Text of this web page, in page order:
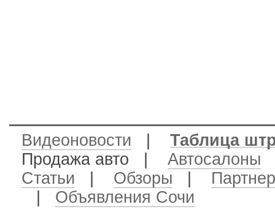
Видеоновости
Таблица
Продажа авто
Автосалоны
Статьи
Обзоры
Объявления Сочи